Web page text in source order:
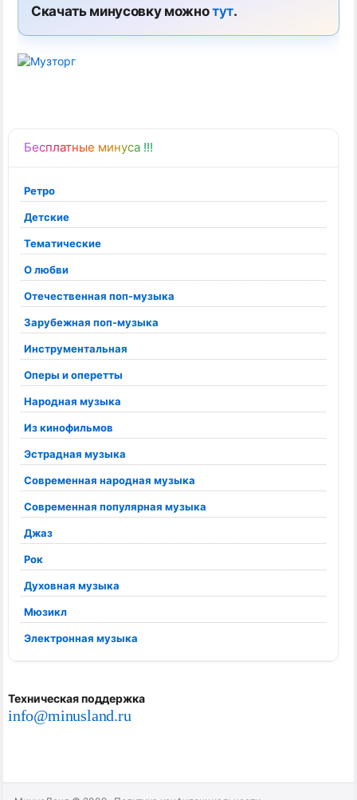
Бесплатные минуса !!!
Ретро
Детские
Тематические
О любви
Отечественная поп-музыка
Зарубежная поп-музыка
Инструментальная
Оперы и оперетты
Народная музыка
Из кинофильмов
Эстрадная музыка
Современная народная музыка
Современная популярная музыка
Джаз
Рок
Духовная музыка
Мюзикл
Электронная музыка
Техническая поддержка
info@minusland.ru
Скачать минусовку можнотут.